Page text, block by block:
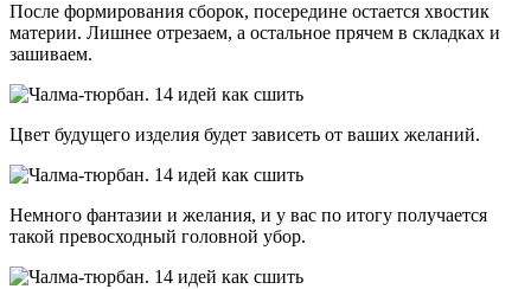
После формирования сборок, посередине остается хвостик
материи. Лишнее отрезаем, а остальное прячем в складках и
зашиваем.
Цвет будущего изделия будет зависеть от ваших желаний.
Немного фантазии и желания, и у вас по итогу получается
такой превосходный головной убор.